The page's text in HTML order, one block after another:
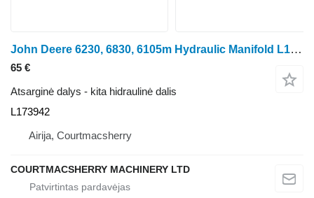
John Deere 6230, 6830, 6105m Hydraulic Manifold L173942 ratinio traktoriaus
65 €
Atsarginė dalys - kita hidraulinė dalis
L173942
Airija, Courtmacsherry
COURTMACSHERRY MACHINERY LTD